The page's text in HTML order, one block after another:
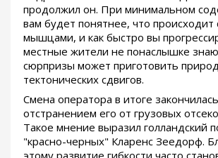
продолжил он. При минимальном
вам будет понятнее, что
мышцами, и как быстро вы
местные жители не понаслышке
сюрпризы может приготовить
тектонических сдвигов.
Смена оператора в итоге
отстранением его от грузовых
Такое мнение выразил голландский
"красно-черных" Кларенс Зеедорф.